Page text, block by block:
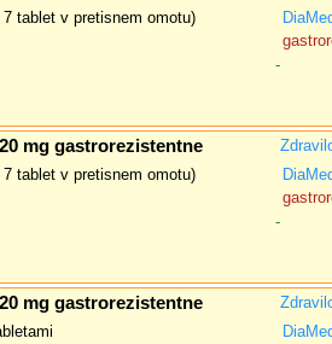
tablet v pretisnem omotu)
-
mg gastrorezistentne
tablet v pretisnem omotu)
-
mg gastrorezistentne